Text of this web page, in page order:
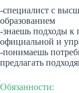
-специалист с
образованием
-знаешь подходы к
официальной и
-понимаешь
предлагать
Обязанности: